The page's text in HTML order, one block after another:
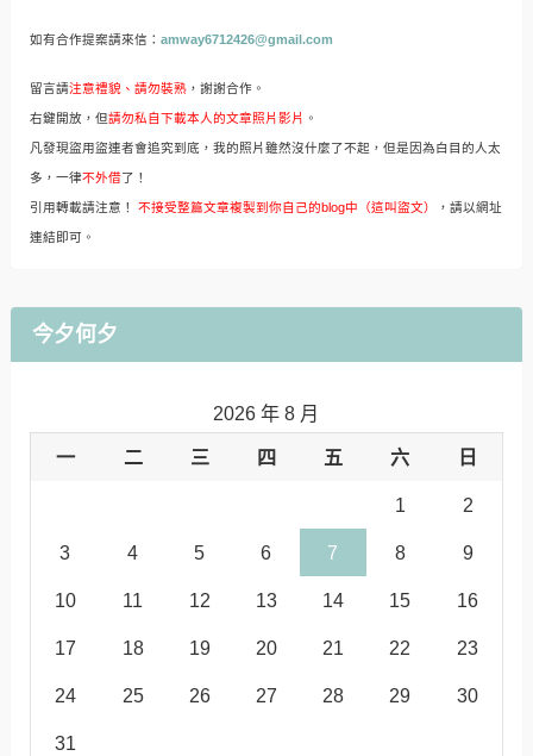
如有合作提案請來信： amway6712426@gmail.com
留言請注意禮貌、請勿裝熟，謝謝合作。
右鍵開放，但請勿私自下載本人的文章照片影片 。
凡發現盜用盜連者會追究到底，我的照片雖然沒什麼了不起，但是因為白目的人太
多，一律不外借了！
引用轉載請注意！ 不接受整篇文章複製到你自己的blog中（這叫盜文） ，請以網址
連結即可。
今夕何夕
2026 年 8 月
一 二 三 四 五 六 日
1 2
3 4 5 6 7 8 9
10 11 12 13 14 15 16
17 18 19 20 21 22 23
24 25 26 27 28 29 30
31